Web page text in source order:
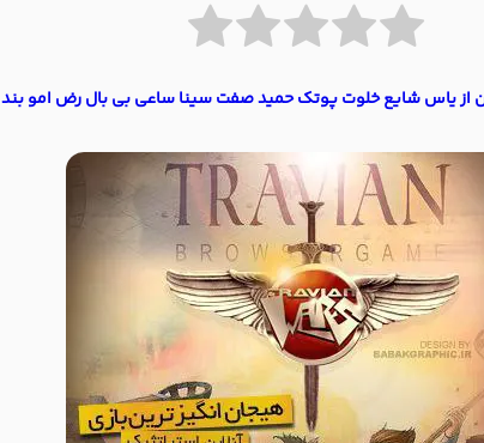
از یاس شایع خلوت پوتک حمید صفت سینا ساعی بی بال رض امو بند